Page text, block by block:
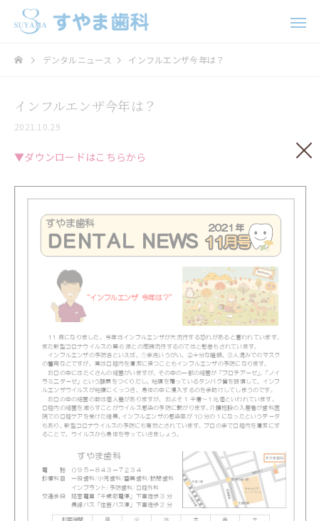
歯科口腔外科
ホワイトニング
デンタルニュース インフルエンザ今年は？
インフルエンザ今年は？
2021.10.29
▼ダウンロードはこちらから